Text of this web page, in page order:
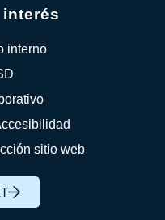
interno
sitio web